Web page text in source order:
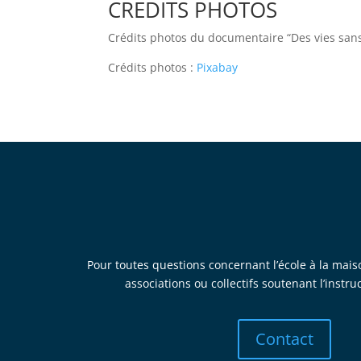
CREDITS PHOTOS
Crédits photos du documentaire “Des vies
Crédits photos : Pixabay
Pour toutes questions concernant l’école à la
associations ou collectifs soutenant
Contact